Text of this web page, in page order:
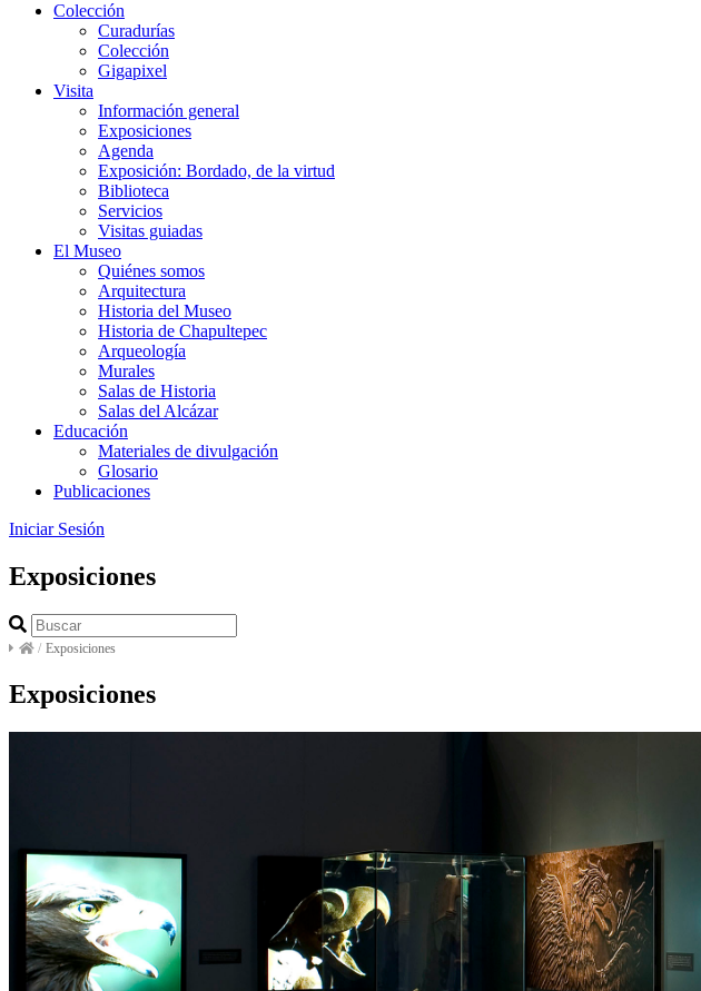
Colección
Curadurías
Colección
Gigapixel
Visita
Información general
Exposiciones
Agenda
Exposición: Bordado, de la virtud
Biblioteca
Servicios
Visitas guiadas
El Museo
Quiénes somos
Arquitectura
Historia del Museo
Historia de Chapultepec
Arqueología
Murales
Salas de Historia
Salas del Alcázar
Educación
Materiales de divulgación
Glosario
Publicaciones
Iniciar Sesión
Exposiciones
/ Exposiciones
Exposiciones